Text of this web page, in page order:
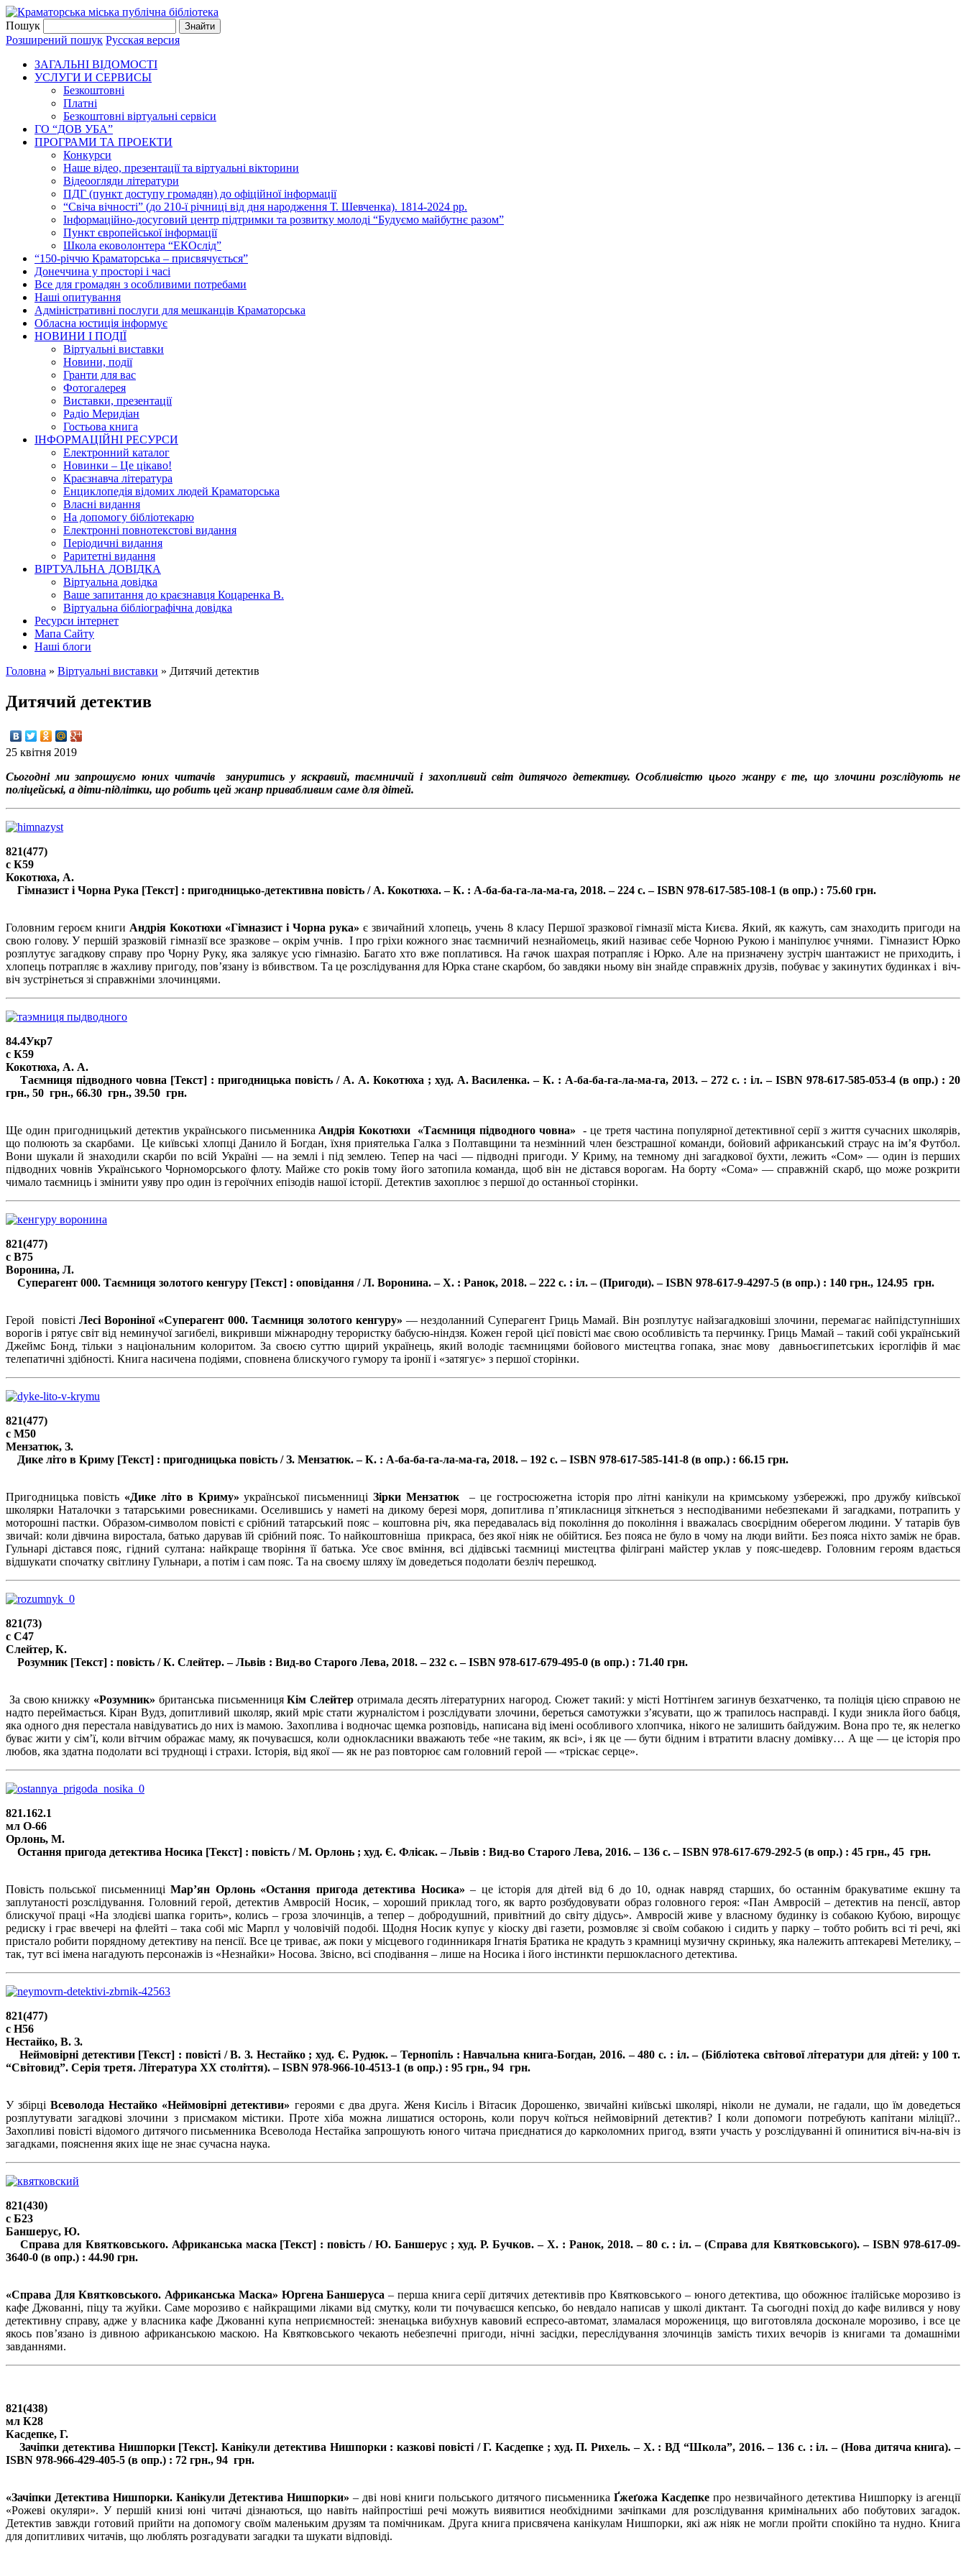
Пошук
Розширений пошук Русская версия
ЗАГАЛЬНI ВIДОМОСТI
УСЛУГИ И СЕРВИСЫ
Безкоштовнi
Платні
Безкоштовні віртуальні сервіси
ГО “ДОВ УБА”
ПРОГРАМИ ТА ПРОЕКТИ
Конкурси
Наше відео, презентації та віртуальні вікторини
Відеоогляди літератури
ПДГ (пункт доступу громадян) до офіційної інформації
“Свіча вічності” (до 210-ї річниці від дня народження Т. Шевченка). 1814-2024 рр.
Інформаційно-досуговий центр підтримки та розвитку молоді “Будуємо майбутнє разом”
Пункт європейської інформації
Школа ековолонтера “ЕКОслід”
“150-річчю Краматорська – присвячується”
Донеччина у просторі і часі
Все для громадян з особливими потребами
Наші опитування
Адміністративні послуги для мешканців Краматорська
Обласна юстиція інформує
НОВИНИ I ПОДIЇ
Вiртуальнi виставки
Новини, подiї
Гранти для вас
Фотогалерея
Виставки, презентації
Радіо Меридіан
Гостьова книга
IНФОРМАЦIЙНI РЕСУРСИ
Електронний каталог
Новинки – Це цiкаво!
Краєзнавча література
Енциклопедія відомих людей Краматорська
Власнi видання
На допомогу бібліотекарю
Електронні повнотекстові видання
Періодичні видання
Раритетні видання
ВIРТУАЛЬНА ДОВIДКА
Вiртуальна довiдка
Ваше запитання до краєзнавця Коцаренка В.
Вiртуальна бiблiографiчна довiдка
Ресурси інтернет
Мапа Сайту
Наші блоги
Головна » Вiртуальнi виставки » Дитячий детектив
Дитячий детектив
25 квітня 2019
Сьогодні ми запрошуємо юних читачів зануритись у яскравий, таємничий і захопливий світ дитячого детективу. Особливістю цього жанру є те, що злочини розслідують не
поліцейські, а діти-підлітки, що робить цей жанр привабливим саме для дітей.
821(477)
с К59
Кокотюха, А.
Гімназист і Чорна Рука [Текст] : пригодницько-детективна повість / А. Кокотюха. – К. : А-ба-ба-га-ла-ма-га, 2018. – 224 с. – ISBN 978-617-585-108-1 (в опр.) : 75.60 грн.
Головним героєм книги Андрія Кокотюхи «Гімназист і Чорна рука» є звичайний хлопець, учень 8 класу Першої зразкової гімназії міста Києва. Який, як кажуть, сам знаходить пригоди на
свою голову. У першій зразковій гімназії все зразкове – окрім учнів. І про гріхи кожного знає таємничий незнайомець, який називає себе Чорною Рукою і маніпулює учнями. Гімназист Юрко
розплутує загадкову справу про Чорну Руку, яка залякує усю гімназію. Багато хто вже поплатився. На гачок шахрая потрапляє і Юрко. Але на призначену зустріч шантажист не приходить, і
хлопець потрапляє в жахливу пригоду, пов’язану із вбивством. Та це розслідування для Юрка стане скарбом, бо завдяки ньому він знайде справжніх друзів, побуває у закинутих будинках і віч-
віч зустрінеться зі справжніми злочинцями.
84.4Укр7
с К59
Кокотюха, А. А.
Таємниця підводного човна [Текст] : пригодницька повість / А. А. Кокотюха ; худ. А. Василенка. – К. : А-ба-ба-га-ла-ма-га, 2013. – 272 с. : іл. – ISBN 978-617-585-053-4 (в опр.) : 20
грн., 50 грн., 66.30 грн., 39.50 грн.
Ще один пригодницький детектив українського письменника Андрія Кокотюхи «Таємниця підводного човна»
- це третя частина популярної детективної серії з життя сучасних школярів,
що полюють за скарбами. Це київські хлопці Данило й Богдан, їхня приятелька Галка з Полтавщини та незмінний член безстрашної команди, бойовий африканський страус на ім’я Футбол.
Вони шукали й знаходили скарби по всій Україні — на землі і під землею. Тепер на часі — підводні пригоди. У Криму, на темному дні загадкової бухти, лежить «Сом» — один із перших
підводних човнів Українського Чорноморського флоту. Майже сто років тому його затопила команда, щоб він не дістався ворогам. На борту «Сома» — справжній скарб, що може розкрити
чимало таємниць і змінити уяву про один із героїчних епізодів нашої історії. Детектив захоплює з першої до останньої сторінки.
821(477)
с В75
Воронина, Л.
Суперагент 000. Таємниця золотого кенгуру [Текст] : оповідання / Л. Воронина. – Х. : Ранок, 2018. – 222 с. : іл. – (Пригоди). – ISBN 978-617-9-4297-5 (в опр.) : 140 грн., 124.95 грн.
Герой повісті Лесі Вороніної «Суперагент 000. Таємниця золотого кенгуру» — нездоланний Суперагент Гриць Мамай. Він розплутує найзагадковіші злочини, перемагає найпідступніших
ворогів і рятує світ від неминучої загибелі, викривши міжнародну терористку бабусю-ніндзя. Кожен герой цієї повісті має свою особливість та перчинку. Гриць Мамай – такий собі український
Джеймс Бонд, тільки з національним колоритом. За своєю суттю щирий українець, який володіє таємницями бойового мистецтва гопака, знає мову давньоєгипетських ієрогліфів й має
телепатичні здібності. Книга насичена подіями, сповнена блискучого гумору та іронії і «затягує» з першої сторінки.
821(477)
с М50
Мензатюк, З.
Дике літо в Криму [Текст] : пригодницька повість / З. Мензатюк. – К. : А-ба-ба-га-ла-ма-га, 2018. – 192 с. – ISBN 978-617-585-141-8 (в опр.) : 66.15 грн.
Пригодницька повість «Дике літо в Криму» української письменниціЗірки Мензатюк – це гостросюжетна історія про літні канікули на кримському узбережжі, про дружбу київської
школярки Наталочки з татарськими ровесниками. Оселившись у наметі на дикому березі моря, допитлива п’ятикласниця зіткнеться з несподіваними небезпеками й загадками, потрапить у
моторошні пастки. Образом-символом повісті є срібний татарський пояс – коштовна річ, яка передавалась від покоління до покоління і вважалась своєрідним оберегом людини. У татарів був
звичай: коли дівчина виростала, батько дарував їй срібний пояс. То найкоштовніша прикраса, без якої ніяк не обійтися. Без пояса не було в чому на люди вийти. Без пояса ніхто заміж не брав.
Гульнарі дістався пояс, гідний султана: найкраще творіння її батька. Усе своє вміння, всі дідівські таємниці мистецтва філіграні майстер уклав у пояс-шедевр. Головним героям вдається
відшукати спочатку світлину Гульнари, а потім і сам пояс. Та на своєму шляху їм доведеться подолати безліч перешкод.
821(73)
с С47
Слейтер, К.
Розумник [Текст] : повість / К. Слейтер. – Львів : Вид-во Старого Лева, 2018. – 232 с. – ISBN 978-617-679-495-0 (в опр.) : 71.40 грн.
За свою книжку «Розумник» британська письменницяКім Слейтер отримала десять літературних нагород. Сюжет такий: у місті Ноттінґем загинув безхатченко, та поліція цією справою не
надто переймається. Кіран Вудз, допитливий школяр, який мріє стати журналістом і розслідувати злочини, береться самотужки з’ясувати, що ж трапилось насправді. І куди зникла його бабця,
яка одного дня перестала навідуватись до них із мамою. Захоплива і водночас щемка розповідь, написана від імені особливого хлопчика, нікого не залишить байдужим. Вона про те, як нелегко
буває жити у сім’ї, коли вітчим ображає маму, як почуваєшся, коли однокласники вважають тебе «не таким, як всі», і як це — бути бідним і втратити власну домівку… А ще — це історія про
любов, яка здатна подолати всі труднощі і страхи. Історія, від якої — як не раз повторює сам головний герой — «тріскає серце».
821.162.1
мл О-66
Орлонь, М.
Остання пригода детектива Носика [Текст] : повість / М. Орлонь ; худ. Є. Флісак. – Львів : Вид-во Старого Лева, 2016. – 136 с. – ISBN 978-617-679-292-5 (в опр.) : 45 грн., 45 грн.
Повість польської письменниціМар’ян Орлонь «Остання пригода детектива Носика» – це історія для дітей від 6 до 10, однак навряд старших, бо останнім бракуватиме екшну та
заплутаності розслідування. Головний герой, детектив Амвросій Носик, – хороший приклад того, як варто розбудовувати образ головного героя: «Пан Амвросій – детектив на пенсії, автор
блискучої праці «На злодієві шапка горить», колись – гроза злочинців, а тепер – добродушний, привітний до світу дідусь». Амвросій живе у власному будинку із собакою Кубою, вирощує
редиску і грає ввечері на флейті – така собі міс Марпл у чоловічій подобі. Щодня Носик купує у кіоску дві газети, розмовляє зі своїм собакою і сидить у парку – тобто робить всі ті речі, які
пристало робити порядному детективу на пенсії. Все це триває, аж поки у місцевого годинникаря Ігнатія Братика не крадуть з крамниці музичну скриньку, яка належить аптекареві Метелику, –
так, тут всі імена нагадують персонажів із «Незнайки» Носова. Звісно, всі сподівання – лише на Носика і його інстинкти першокласного детектива.
821(477)
с Н56
Нестайко, В. З.
Неймовірні детективи [Текст] : повісті / В. З. Нестайко ; худ. Є. Рудюк. – Тернопіль : Навчальна книга-Богдан, 2016. – 480 с. : іл. – (Бібліотека світової літератури для дітей: у 100 т.
“Світовид”. Серія третя. Література ХХ століття). – ISBN 978-966-10-4513-1 (в опр.) : 95 грн., 94 грн.
У збірціВсеволода Нестайко «Неймовірні детективи» героями є два друга. Женя Кисіль і Вітасик Дорошенко, звичайні київські школярі, ніколи не думали, не гадали, що їм доведеться
розплутувати загадкові злочини з присмаком містики. Проте хіба можна лишатися осторонь, коли поруч коїться неймовірний детектив? І коли допомоги потребують капітани міліції?..
Захопливі повісті відомого дитячого письменника Всеволода Нестайка запрошують юного читача приєднатися до карколомних пригод, взяти участь у розслідуванні й опинитися віч-на-віч із
загадками, пояснення яких іще не знає сучасна наука.
821(430)
с Б23
Баншерус, Ю.
Справа для Квятковського. Африканська маска [Текст] : повість / Ю. Баншерус ; худ. Р. Бучков. – Х. : Ранок, 2018. – 80 с. : іл. – (Справа для Квятковського). – ISBN 978-617-09-
3640-0 (в опр.) : 44.90 грн.
«Справа Для Квятковського. Африканська Маска» Юргена Баншеруса – перша книга серії дитячих детективів про Квятковського – юного детектива, що обожнює італійське морозиво із
кафе Джованні, піцу та жуйки. Саме морозиво є найкращими ліками від смутку, коли ти почуваєшся кепсько, бо невдало написав у школі диктант. Та сьогодні похід до кафе вилився у нову
детективну справу, адже у власника кафе Джованні купа неприємностей: зненацька вибухнув кавовий еспресо-автомат, зламалася морожениця, що виготовляла досконале морозиво, і все це
якось пов’язано із дивною африканською маскою. На Квятковського чекають небезпечні пригоди, нічні засідки, переслідування злочинців замість тихих вечорів із книгами та домашніми
завданнями.
821(438)
мл К28
Касдепке, Г.
Зачіпки детектива Нишпорки [Текст]. Канікули детектива Нишпорки : казкові повісті / Г. Касдепке ; худ. П. Рихель. – Х. : ВД “Школа”, 2016. – 136 с. : іл. – (Нова дитяча книга). –
ISBN 978-966-429-405-5 (в опр.) : 72 грн., 94 грн.
«Зачіпки Детектива Нишпорки. Канікули Детектива Нишпорки» – дві нові книги польського дитячого письменника Ґжеґожа Касдепке про незвичайного детектива Нишпорку із агенції
«Рожеві окуляри». У першій книзі юні читачі дізнаються, що навіть найпростіші речі можуть виявитися необхідними зачіпками для розслідування кримінальних або побутових загадок.
Детектив завжди готовий прийти на допомогу своїм маленьким друзям та помічникам. Друга книга присвячена канікулам Нишпорки, які аж ніяк не могли пройти спокійно та нудно. Книга
для допитливих читачів, що люблять розгадувати загадки та шукати відповіді.